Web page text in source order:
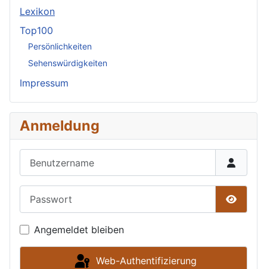
Lexikon
Top100
Persönlichkeiten
Sehenswürdigkeiten
Impressum
Anmeldung
Angemeldet bleiben
Web-Authentifizierung